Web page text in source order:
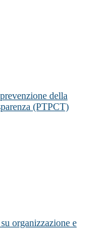
della
(PTPCT)
organizzazione e